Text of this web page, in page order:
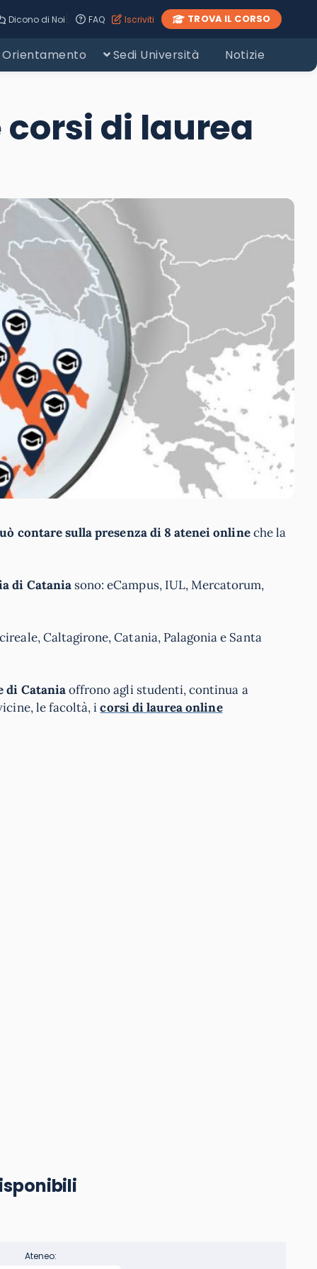
Dicono di Noi| FAQ Iscriviti TROVA IL CORSO
Orientamento Sedi Università Notizie
di laurea
contare sulla presenza di 8 atenei onlineche la
di Cataniasono: eCampus, IUL, Mercatorum,
Caltagirone, Catania, Palagonia e Santa
di Cataniaoffrono agli studenti, continua a
le facoltà, icorsi di laurea online
Ateneo: